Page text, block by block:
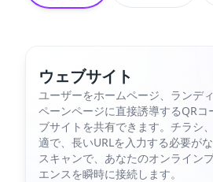
ウェブサイト
ユーザーをホームページ、ランデ
ペーンページに直接誘導するQRコ
ブサイトを共有できます。チラシ
適で、長いURLを入力する必要が
スキャンで、あなたのオンライン
エンスを瞬時に接続します。